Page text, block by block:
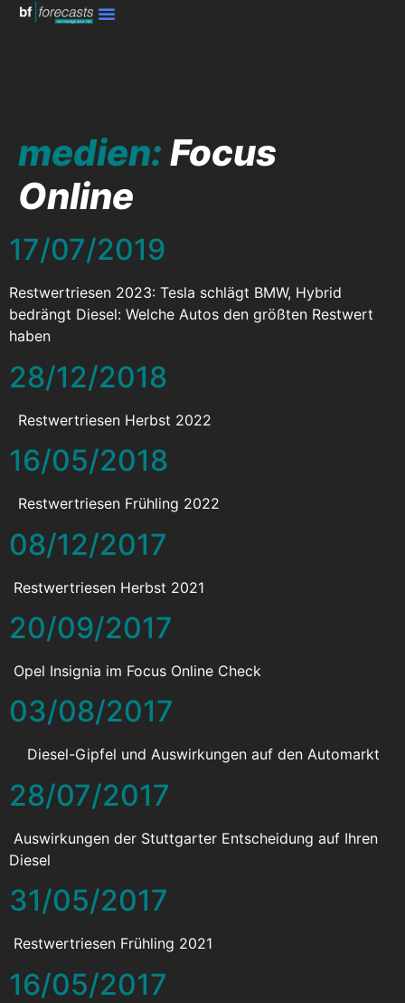
medien: Focus
Online
17/07/2019
Restwertriesen 2023: Tesla schlägt BMW, Hybrid
bedrängt Diesel: Welche Autos den größten Restwert
haben
28/12/2018
Restwertriesen Herbst 2022
16/05/2018
Restwertriesen Frühling 2022
08/12/2017
Restwertriesen Herbst 2021
20/09/2017
Opel Insignia im Focus Online Check
03/08/2017
Diesel-Gipfel und Auswirkungen auf den Automarkt
28/07/2017
Auswirkungen der Stuttgarter Entscheidung auf Ihren
Diesel
31/05/2017
Restwertriesen Frühling 2021
16/05/2017